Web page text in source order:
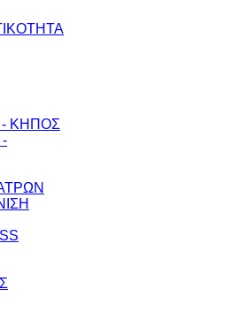
- ΚΗΠΟΣ